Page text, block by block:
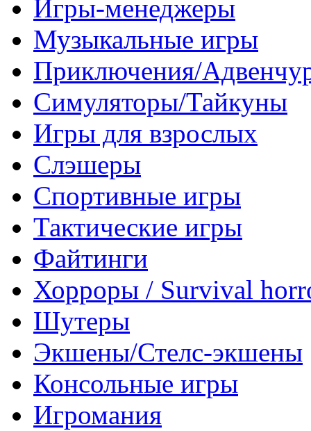
Игры-менеджеры
Музыкальные игры
Приключения/
Симуляторы/Тайкуны
Игры для взрослых
Слэшеры
Спортивные игры
Тактические игры
Файтинги
Хорроры / Survival
Шутеры
Экшены/Стелс-экшены
Консольные игры
Игромания